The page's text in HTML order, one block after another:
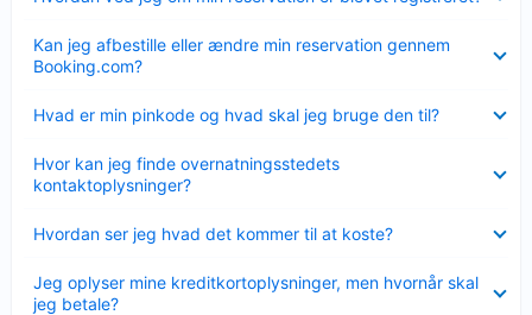
Kan jeg afbestille eller ændre min reservation gennem
Booking.com?
Hvad er min pinkode og hvad skal jeg bruge den til?
Hvor kan jeg finde overnatningsstedets
kontaktoplysninger?
Hvordan ser jeg hvad det kommer til at koste?
Jeg oplyser mine kreditkortoplysninger, men hvornår skal
jeg betale?